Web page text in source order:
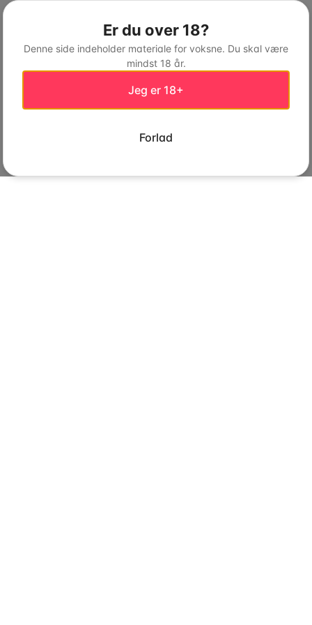
Er du over 18?
Denne side indeholder materiale for voksne. Du skal være
mindst 18 år.
Jeg er 18+
Forlad